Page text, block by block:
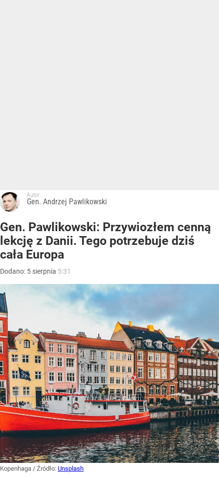
Autor:
Gen. Andrzej Pawlikowski
Gen. Pawlikowski: Przywiozłem cenną
lekcję z Danii. Tego potrzebuje dziś
cała Europa
Dodano: 5 sierpnia 5:31
Kopenhaga / Źródło: Unsplash